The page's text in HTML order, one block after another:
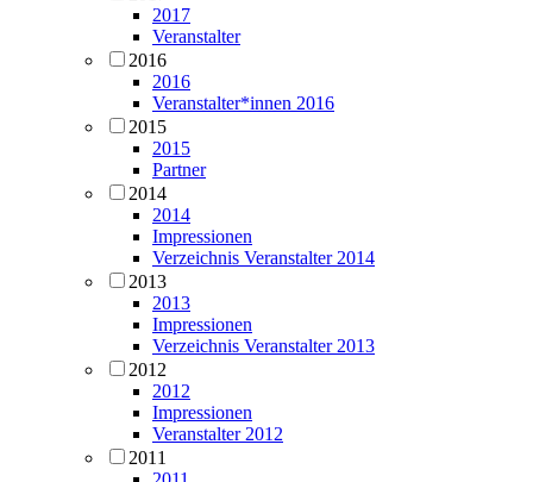
2017
Veranstalter
2016
2016
Veranstalter*innen 2016
2015
2015
Partner
2014
2014
Impressionen
Verzeichnis Veranstalter 2014
2013
2013
Impressionen
Verzeichnis Veranstalter 2013
2012
2012
Impressionen
Veranstalter 2012
2011